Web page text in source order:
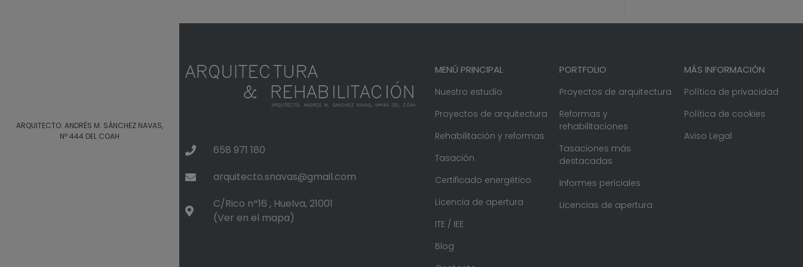
ARQUITECTO: ANDRÉS M. SÁNCHEZ NAVAS,
Nº 444 DEL COAH
658 971 180
arquitecto.snavas@gmail.com
C/Rico nº16 , Huelva, 21001
(Ver en el mapa)
MENÚ PRINCIPAL
Nuestro estudio
Proyectos de arquitectura
Rehabilitación y reformas
Tasación
Certificado energético
Licencia de apertura
ITE / IEE
Blog
PORTFOLIO
Proyectos de arquitectura
Reformas y
rehabilitaciones
Tasaciones más
destacadas
Informes periciales
Licencias de apertura
MÁS INFORMACIÓN
Política de privacidad
Política de cookies
Aviso Legal